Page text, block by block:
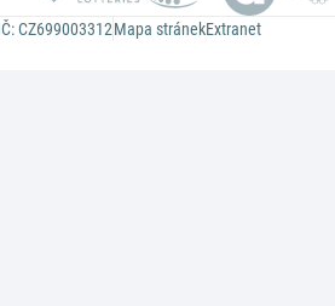
CZ699003312Mapa stránekExtranet